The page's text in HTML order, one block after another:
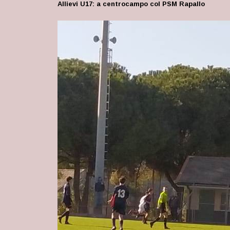
Allievi U17: a centrocampo col PSM Rapallo